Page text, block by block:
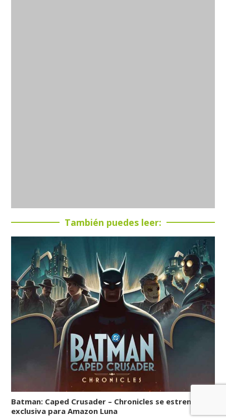
También puedes leer:
Batman: Caped Crusader – Chronicles se estrena en
exclusiva para Amazon Luna